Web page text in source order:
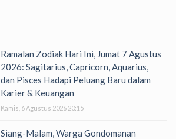
Ramalan Zodiak Hari Ini, Jumat 7 Agustus
2026: Sagitarius, Capricorn, Aquarius,
dan Pisces Hadapi Peluang Baru dalam
Karier & Keuangan
Kamis, 6 Agustus 2026 20:15
Siang-Malam, Warga Gondomanan